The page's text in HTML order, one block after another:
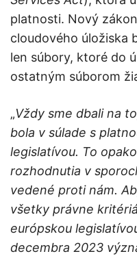
platnosti. Nový
cloudového úložiska
len súbory, ktoré do
ostatným súborom
„Vždy sme dbali na
bola v súlade s
legislatívou. To
rozhodnutia v
vedené proti nám.
všetky právne
európskou
decembra 2023